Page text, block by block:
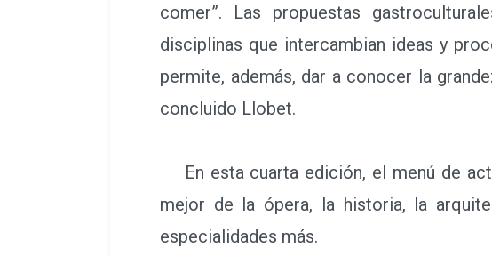
comer”. Las propuestas
disciplinas que intercambian ideas y
permite, además, dar a conocer la
concluido Llobet.
En esta cuarta edición, el menú de
mejor de la ópera, la historia, la
especialidades más.